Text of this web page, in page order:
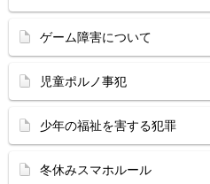
ゲーム障害について
児童ポルノ事犯
少年の福祉を害する犯罪
冬休みスマホルール